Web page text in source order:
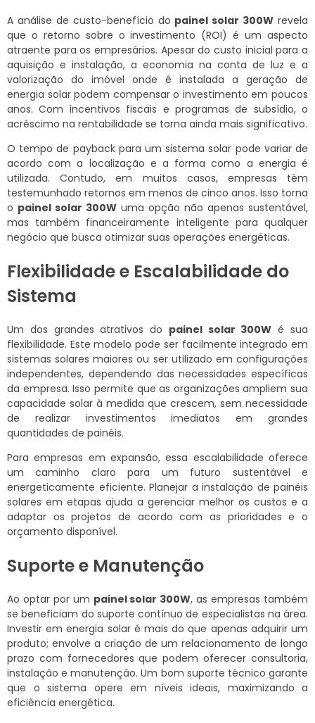
A análise de custo-benefício do painel solar 300W revela
que o retorno sobre o investimento (ROI) é um aspecto
atraente para os empresários. Apesar do custo inicial para a
aquisição e instalação, a economia na conta de luz e a
valorização do imóvel onde é instalada a geração de
energia solar podem compensar o investimento em poucos
anos. Com incentivos fiscais e programas de subsídio, o
acréscimo na rentabilidade se torna ainda mais significativo.
O tempo de payback para um sistema solar pode variar de
acordo com a localização e a forma como a energia é
utilizada. Contudo, em muitos casos, empresas têm
testemunhado retornos em menos de cinco anos. Isso torna
o painel solar 300W uma opção não apenas sustentável,
mas também financeiramente inteligente para qualquer
negócio que busca otimizar suas operações energéticas.
Flexibilidade e Escalabilidade do
Sistema
Um dos grandes atrativos do painel solar 300W é sua
flexibilidade. Este modelo pode ser facilmente integrado em
sistemas solares maiores ou ser utilizado em configurações
independentes, dependendo das necessidades específicas
da empresa. Isso permite que as organizações ampliem sua
capacidade solar à medida que crescem, sem necessidade
de realizar investimentos imediatos em grandes
quantidades de painéis.
Para empresas em expansão, essa escalabilidade oferece
um caminho claro para um futuro sustentável e
energeticamente eficiente. Planejar a instalação de painéis
solares em etapas ajuda a gerenciar melhor os custos e a
adaptar os projetos de acordo com as prioridades e o
orçamento disponível.
Suporte e Manutenção
Ao optar por um painel solar 300W, as empresas também
se beneficiam do suporte contínuo de especialistas na área.
Investir em energia solar é mais do que apenas adquirir um
produto; envolve a criação de um relacionamento de longo
prazo com fornecedores que podem oferecer consultoria,
instalação e manutenção. Um bom suporte técnico garante
que o sistema opere em níveis ideais, maximizando a
eficiência energética.